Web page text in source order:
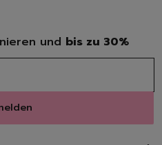
Hygiene
Handseifen
Müllbeutel | Eimer
Tücher | Schwämme |
und bis zu 30%